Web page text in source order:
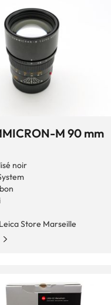
M 90 mm
noir
Leica Store Marseille